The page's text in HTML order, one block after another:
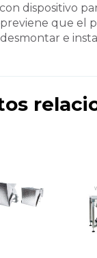
dispositivo
previene que el
e